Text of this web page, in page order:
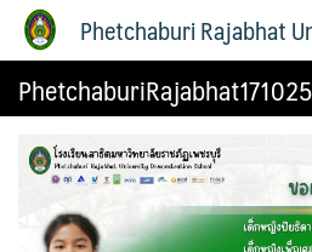
Phetchaburi Rajabhat